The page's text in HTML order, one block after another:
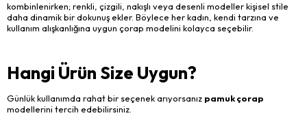
kombinlenirken; renkli, çizgili, nakışlı veya desenli modeller kişisel stile
daha dinamik bir dokunuş ekler. Böylece her kadın, kendi tarzına ve
kullanım alışkanlığına uygun çorap modelini kolayca seçebilir.
Hangi Ürün Size Uygun?
Günlük kullanımda rahat bir seçenek arıyorsanız pamuk çorap
modellerini tercih edebilirsiniz.